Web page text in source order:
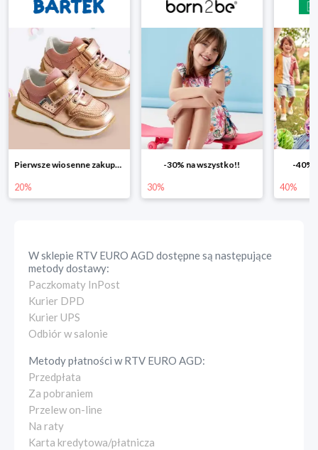
-30% na wszystko!!
30%
-40% na drugą sztukę
40% 25%
W sklepie RTV EURO AGD dostępne są następujące
metody dostawy:
Paczkomaty InPost
Kurier DPD
Kurier UPS
Odbiór w salonie
Metody płatności wRTV EURO AGD:
Przedpłata
Za pobraniem
Przelew on-line
Na raty
Karta kredytowa/płatnicza